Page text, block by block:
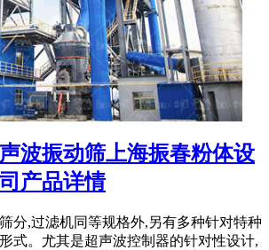
波振动筛上海振春粉体设
产品详情
分,过滤机同等规格外,另有多种针对特种
式。尤其是超声波控制器的针对性设计,